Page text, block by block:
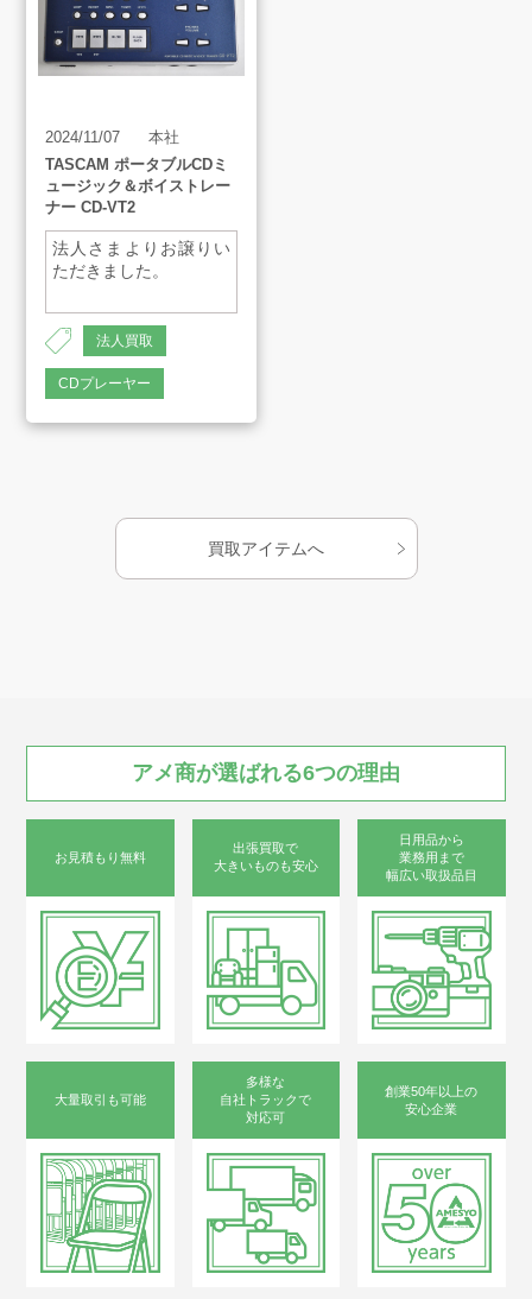
アート工芸事業部/アメプリ！
お問合せ
プライバシーポリシー
2024/11/07
本社
TASCAM ポータブルCDミ
ュージック＆ボイストレー
ナー CD-VT2
法人さまよりお譲りい
ただきました。
法人買取
CDプレーヤー
買取アイテムへ
アメ商が選ばれる6つの理由
お見積もり無料
出張買取で
大きいものも安心
日用品から
業務用まで
幅広い取扱品目
大量取引も可能
多様な
自社トラックで
対応可
創業50年以上の
安心企業